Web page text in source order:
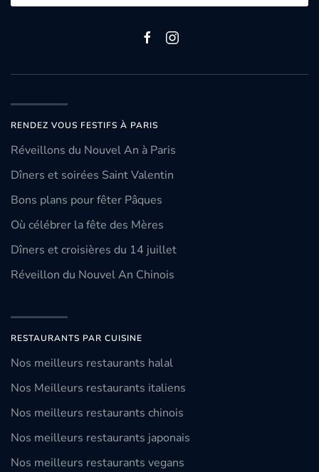
RENDEZ VOUS FESTIFS À PARIS
Réveillons du Nouvel An à Paris
Dîners et soirées Saint Valentin
Bons plans pour fêter Pâques
Où célébrer la fête des Mères
Dîners et croisières du 14 juillet
Réveillon du Nouvel An Chinois
RESTAURANTS PAR CUISINE
Nos meilleurs restaurants halal
Nos Meilleurs restaurants italiens
Nos meilleurs restaurants chinois
Nos meilleurs restaurants japonais
Nos meilleurs restaurants vegans